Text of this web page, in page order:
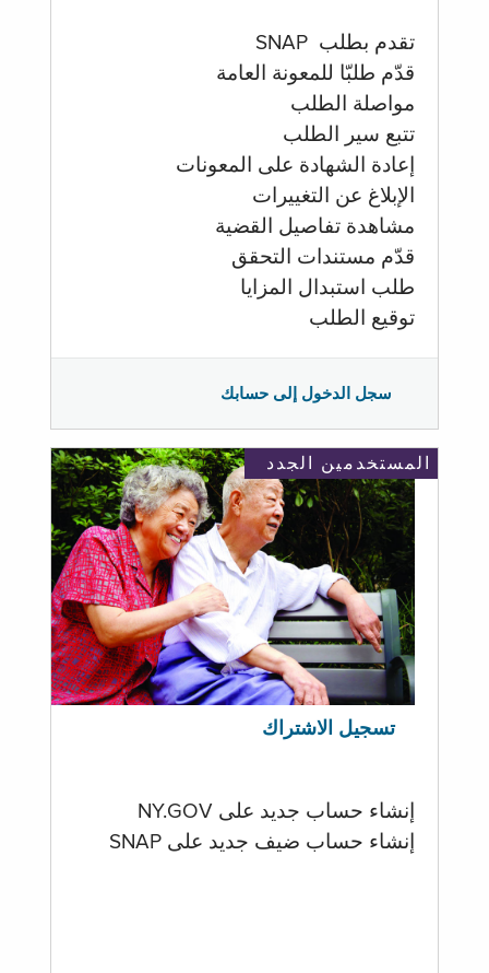
تقدم بطلب SNAP
قدّم طلبّا للمعونة العامة
مواصلة الطلب
تتبع سير الطلب
إعادة الشهادة على المعونات
الإبلاغ عن التغييرات
مشاهدة تفاصيل القضية
قدّم مستندات التحقق
طلب استبدال المزايا
توقيع الطلب
سجل الدخول إلى حسابك
المستخدمين الجدد
تسجيل الاشتراك
إنشاء حساب جديد على NY.GOV
إنشاء حساب ضيف جديد على SNAP